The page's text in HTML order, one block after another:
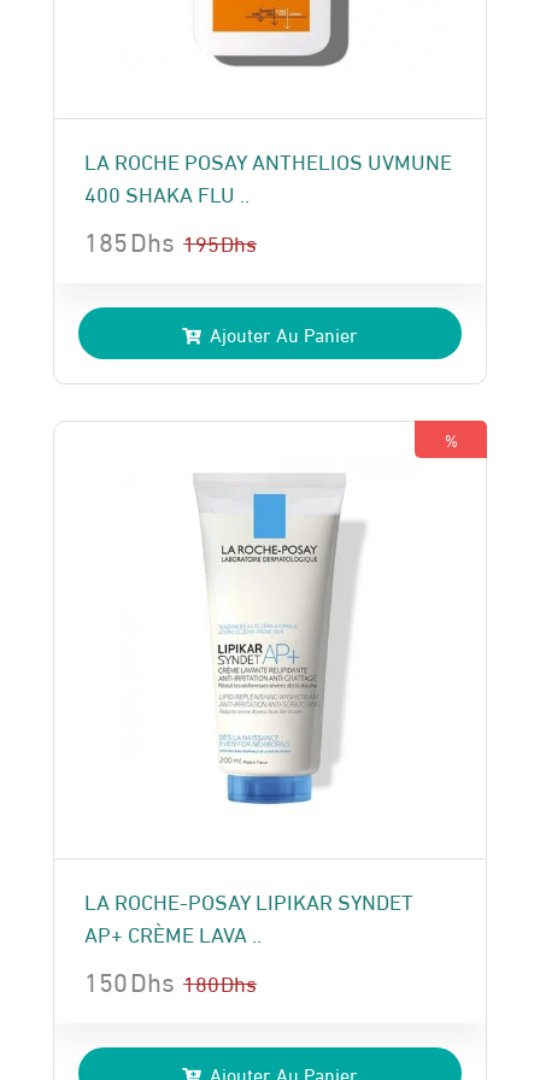
LA ROCHE POSAY ANTHELIOS UVMUNE
400 SHAKA FLU ..
195Dhs
prix
initial
était :
195 Dhs.
185Dhs
prix
actuel
est :
185 Dhs.
Ajouter Au Panier
%
LA ROCHE-POSAY LIPIKAR SYNDET
AP+ CRÈME LAVA ..
180Dhs
prix
150Dhs
prix
Ajouter Au Panier